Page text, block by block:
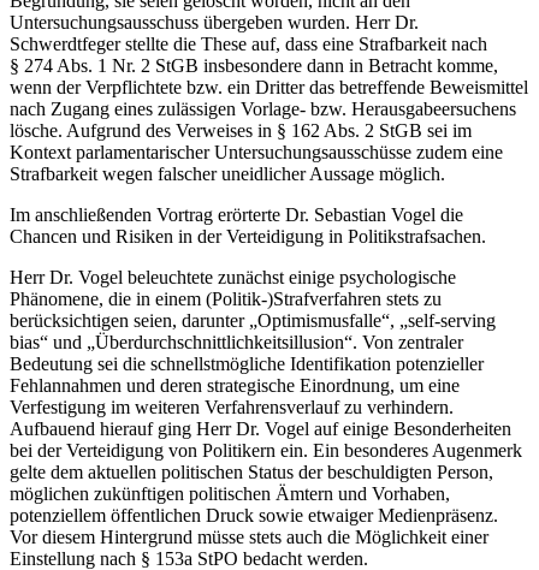
Untersuchungsausschuss übergeben wurden. Herr Dr.
Schwerdtfeger stellte die These auf, dass eine Strafbarkeit nach
§ 274 Abs. 1 Nr. 2 StGB insbesondere dann in Betracht komme,
wenn der Verpflichtete bzw. ein Dritter das betreffende Beweismittel
nach Zugang eines zulässigen Vorlage- bzw. Herausgabeersuchens
lösche. Aufgrund des Verweises in § 162 Abs. 2 StGB sei im
Kontext parlamentarischer Untersuchungsausschüsse zudem eine
Strafbarkeit wegen falscher uneidlicher Aussage möglich.
Im anschließenden Vortrag erörterte Dr. Sebastian Vogel die
Chancen und Risiken in der Verteidigung in Politikstrafsachen.
Herr Dr. Vogel beleuchtete zunächst einige psychologische
Phänomene, die in einem (Politik-)Strafverfahren stets zu
berücksichtigen seien, darunter „Optimismusfalle“, „self-serving
bias“ und „Überdurchschnittlichkeitsillusion“. Von zentraler
Bedeutung sei die schnellstmögliche Identifikation potenzieller
Fehlannahmen und deren strategische Einordnung, um eine
Verfestigung im weiteren Verfahrensverlauf zu verhindern.
Aufbauend hierauf ging Herr Dr. Vogel auf einige Besonderheiten
bei der Verteidigung von Politikern ein. Ein besonderes Augenmerk
gelte dem aktuellen politischen Status der beschuldigten Person,
möglichen zukünftigen politischen Ämtern und Vorhaben,
potenziellem öffentlichen Druck sowie etwaiger Medienpräsenz.
Vor diesem Hintergrund müsse stets auch die Möglichkeit einer
Einstellung nach § 153a StPO bedacht werden.